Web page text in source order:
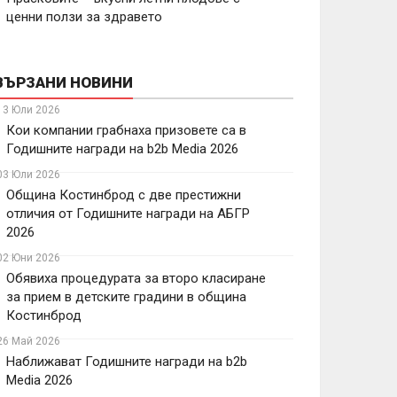
ценни ползи за здравето
НОВИНИ
Юли 2026
Кои компании грабнаха призовете са в
Годишните награди на b2b Media 2026
Юли 2026
Община Костинброд с две престижни
отличия от Годишните награди на АБГР
2026
Юни 2026
Обявиха процедурата за второ класиране
за прием в детските градини в община
Костинброд
Май 2026
Наближават Годишните награди на b2b
Media 2026